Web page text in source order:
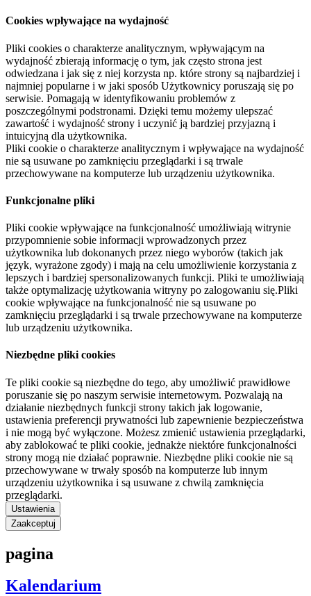
Cookies wpływające na wydajność
Pliki cookies o charakterze analitycznym, wpływającym na
wydajność zbierają informację o tym, jak często strona jest
odwiedzana i jak się z niej korzysta np. które strony są najbardziej i
najmniej popularne i w jaki sposób Użytkownicy poruszają się po
serwisie. Pomagają w identyfikowaniu problemów z
poszczególnymi podstronami. Dzięki temu możemy ulepszać
zawartość i wydajność strony i uczynić ją bardziej przyjazną i
intuicyjną dla użytkownika.
Pliki cookie o charakterze analitycznym i wpływające na wydajność
nie są usuwane po zamknięciu przeglądarki i są trwale
przechowywane na komputerze lub urządzeniu użytkownika.
Funkcjonalne pliki
Pliki cookie wpływające na funkcjonalność umożliwiają witrynie
przypomnienie sobie informacji wprowadzonych przez
użytkownika lub dokonanych przez niego wyborów (takich jak
język, wyrażone zgody) i mają na celu umożliwienie korzystania z
lepszych i bardziej spersonalizowanych funkcji. Pliki te umożliwiają
także optymalizację użytkowania witryny po zalogowaniu się.Pliki
cookie wpływające na funkcjonalność nie są usuwane po
zamknięciu przeglądarki i są trwale przechowywane na komputerze
lub urządzeniu użytkownika.
Niezbędne pliki cookies
Te pliki cookie są niezbędne do tego, aby umożliwić prawidłowe
poruszanie się po naszym serwisie internetowym. Pozwalają na
działanie niezbędnych funkcji strony takich jak logowanie,
ustawienia preferencji prywatności lub zapewnienie bezpieczeństwa
i nie mogą być wyłączone. Możesz zmienić ustawienia przeglądarki,
aby zablokować te pliki cookie, jednakże niektóre funkcjonalności
strony mogą nie działać poprawnie. Niezbędne pliki cookie nie są
przechowywane w trwały sposób na komputerze lub innym
urządzeniu użytkownika i są usuwane z chwilą zamknięcia
przeglądarki.
Ustawienia
Zaakceptuj
pagina
Kalendarium